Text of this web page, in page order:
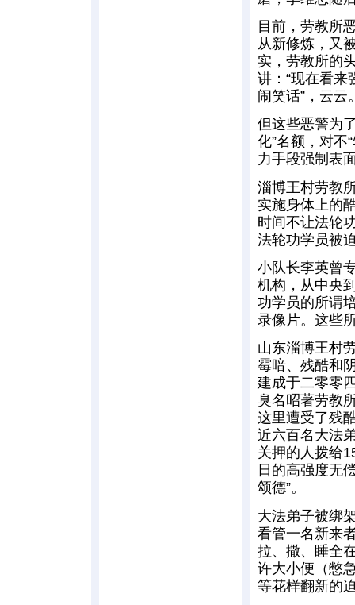
目前，劳教所
从新修炼，又
实，劳教所的
讲：“现在看来
闹笑话”，云云
但这些恶警为
化”名额，对不
力手段强制表
淄博王村劳教
实施身体上的
时间不让法轮
法轮功学员被
小队长李英曾
机构，从中央
功学员的所谓
录像片。这些
山东淄博王村
霉暗、残酷和
建成于二零零
臭名昭著劳教
这里遭受了残
近六百名大法
关押的人拨给
日的高强度无
颂德”。
大法弟子被绑
看管一名新来
拉、撒、睡全
许大小便（憋
等花样翻新的